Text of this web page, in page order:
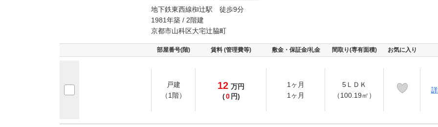
地下鉄東西線椥辻駅 徒歩9分
1981年築 / 2階建
京都市山科区大宅辻脇町
部屋番号(階) 賃料 (管理費等) 敷金・保証金/礼金 間取り(専有面積) お気に入り
戸建
（1階）
12 万円
(0 円)
1ヶ月
1ヶ月
5ＬＤＫ
（100.19㎡）